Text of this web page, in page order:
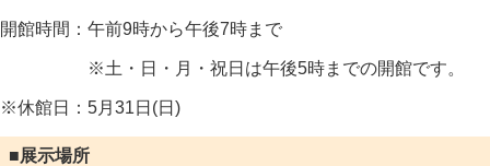
開館時間：午前9時から午後7時まで
※土・日・月・祝日は午後5時までの開館です。
※休館日：5月31日(日)
■展示場所